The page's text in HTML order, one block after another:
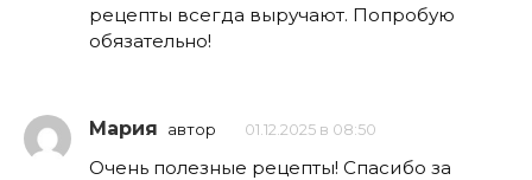
рецепты всегда выручают. Попробую
обязательно!
Мария автор 01.12.2025 в 08:50
Очень полезные рецепты! Спасибо за